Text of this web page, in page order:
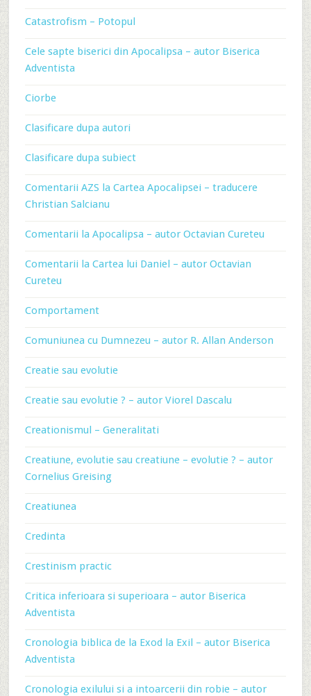
Catastrofism – Potopul
Cele sapte biserici din Apocalipsa – autor Biserica
Adventista
Ciorbe
Clasificare dupa autori
Clasificare dupa subiect
Comentarii AZS la Cartea Apocalipsei – traducere
Christian Salcianu
Comentarii la Apocalipsa – autor Octavian Cureteu
Comentarii la Cartea lui Daniel – autor Octavian
Cureteu
Comportament
Comuniunea cu Dumnezeu – autor R. Allan Anderson
Creatie sau evolutie
Creatie sau evolutie ? – autor Viorel Dascalu
Creationismul – Generalitati
Creatiune, evolutie sau creatiune – evolutie ? – autor
Cornelius Greising
Creatiunea
Credinta
Crestinism practic
Critica inferioara si superioara – autor Biserica
Adventista
Cronologia biblica de la Exod la Exil – autor Biserica
Adventista
Cronologia exilului si a intoarcerii din robie – autor